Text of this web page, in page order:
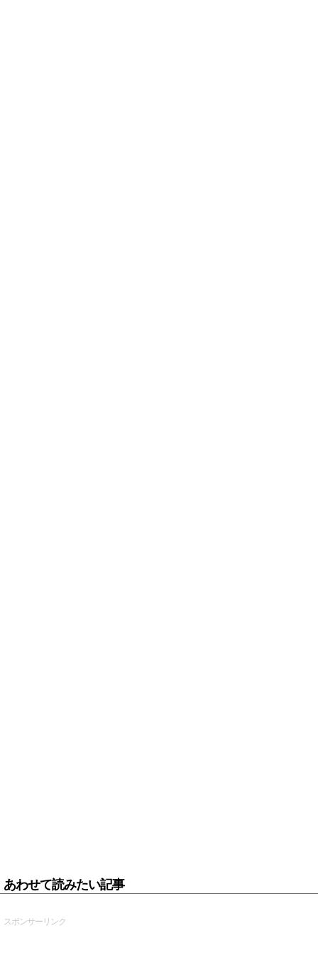
あわせて読みたい記事
スポンサーリンク